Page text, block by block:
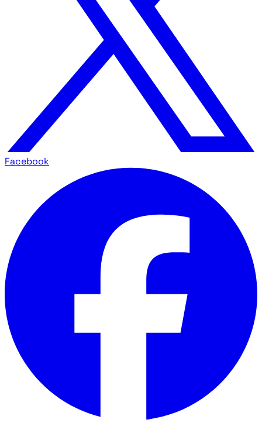
Facebook